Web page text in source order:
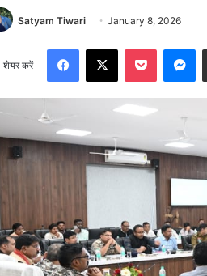
Satyam Tiwari January 8, 2026
शेयर करें